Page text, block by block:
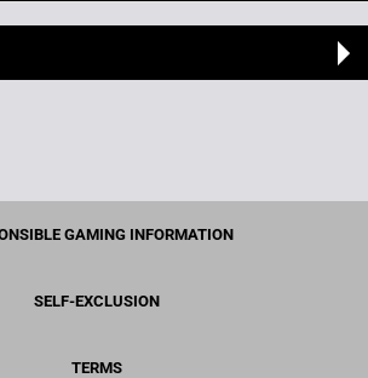
GAMING INFORMATION
SELF-EXCLUSION
TERMS